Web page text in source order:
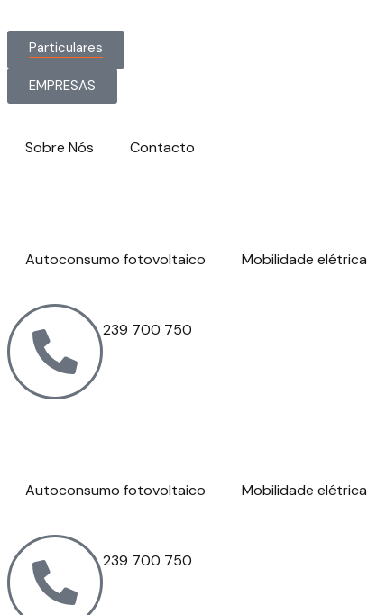
Particulares
EMPRESAS
Sobre Nós Contacto
Autoconsumo fotovoltaico Mobilidade elétrica
239 700 750
Autoconsumo fotovoltaico Mobilidade elétrica
239 700 750